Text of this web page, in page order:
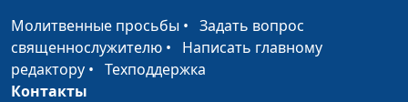
Зразы и блины с
чечевицей
Анна Ронжина,
Марина Кочкарева
Суп из красной
Молитвенные просьбы • Задать вопрос
священнослужителю • Написать главному
редактору • Техподдержка
Контакты